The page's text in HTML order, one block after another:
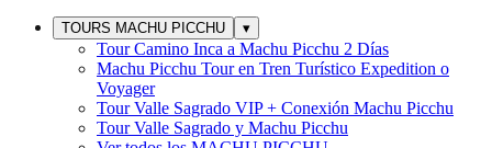
TOURS MACHU PICCHU ▾
Tour Camino Inca a Machu Picchu 2 Días
Machu Picchu Tour en Tren Turístico Expedition o
Voyager
Tour Valle Sagrado VIP + Conexión Machu Picchu
Tour Valle Sagrado y Machu Picchu